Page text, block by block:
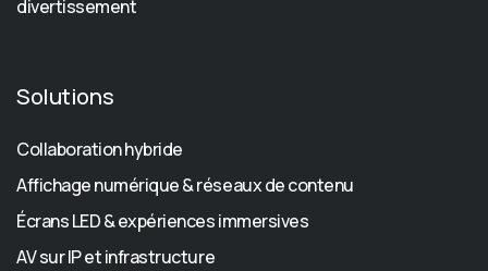
divertissement
Solutions
Collaboration hybride
Affichage numérique & réseaux de contenu
Écrans LED & expériences immersives
AV sur IP et infrastructure